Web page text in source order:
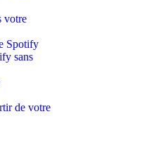
votre
Spotify
sans
de votre